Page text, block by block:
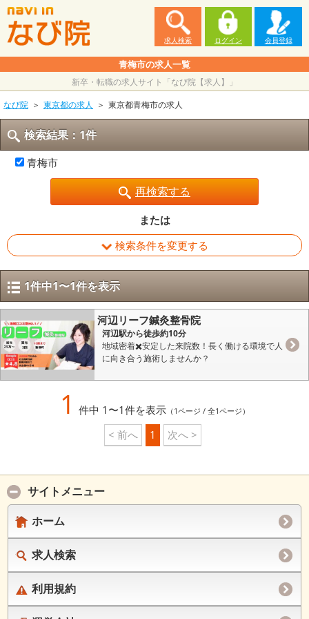
求人検索 ログイン 会員登録
青梅市の求人一覧
新卒・転職の求人サイト「なび院【求人】」
なび院
東京都の求人 東京都青梅市の求人
検索結果：1件
青梅市
再検索する
または
検索条件を変更する
1件中1〜1件を表示
河辺リーフ鍼灸整骨院
河辺駅から徒歩約10分
地域密着✖️安定した来院数！長く働ける環境で人
に向き合う施術しませんか？
1 件中 1〜1件を表示（1ページ / 全1ページ）
< 前へ 1 次へ >
サイトメニュー
ホーム
求人検索
利用規約